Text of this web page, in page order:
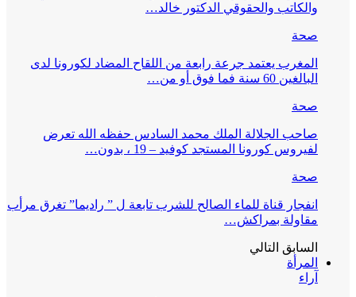
والكاتب والحقوقي الدكتور خالد…
صحة
المغرب يعتمد جرعة رابعة من اللقاح المضاد لكورونا لدى
البالغين 60 سنة فما فوق أو من…
صحة
صاحب الجلالة الملك محمد السادس حفظه الله تعرض
لفيروس كورونا المستجد كوفيد – 19 ، بدون…
صحة
انفجار قناة للماء الصالح للشرب تابعة ل ” راديما” تغرق مرأب
مقاولة بمراكش…
السابق التالي
المرأة
آراء